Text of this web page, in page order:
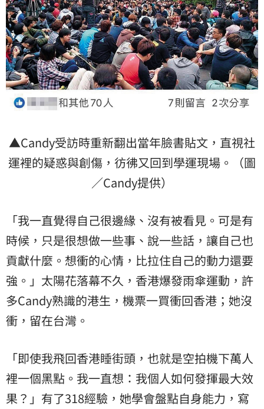
▲Candy受訪時重新翻出當年臉書貼文，直視社
運裡的疑惑與創傷，彷彿又回到學運現場。（圖
／Candy提供）
「我一直覺得自己很邊緣、沒有被看見。可是有
時候，只是很想做一些事、說一些話，讓自己也
貢獻什麼。想衝的心情，比拉住自己的動力還要
強。」太陽花落幕不久，香港爆發雨傘運動，許
多Candy熟識的港生，機票一買衝回香港；她沒
衝，留在台灣。
「即使我飛回香港睡街頭，也就是空拍機下萬人
裡一個黑點。我一直想：我個人如何發揮最大效
果？」有了318經驗，她學會盤點自身能力，寫